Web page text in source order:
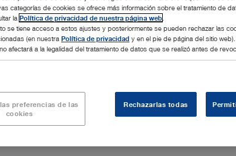
categorías de cookies se ofrece más información sobre el tratamiento de
la Política de privacidad de nuestra página web
se tiene acceso a estos ajustes y posteriormente se pueden rechazar las
(en nuestra Política de privacidad y en el pie de página del sitio
afectará a la legalidad del tratamiento de datos que se realizó antes de
preferencias de las
cookies
Rechazarlas todas